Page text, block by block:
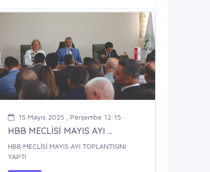
15 Mayıs 2025 , Perşembe 12:15
HBB MECLİSİ MAYIS AYI ...
HBB MECLİSİ MAYIS AYI TOPLANTISINI
YAPTI